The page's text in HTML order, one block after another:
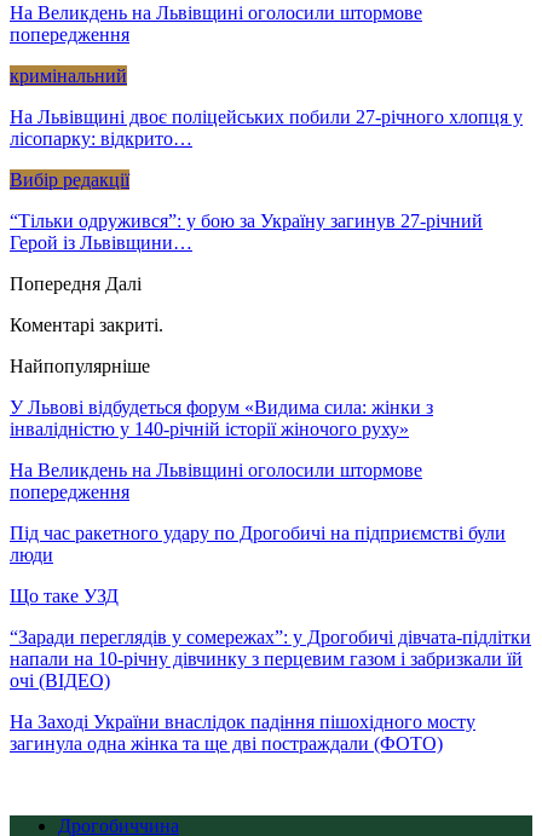
На Великдень на Львівщині оголосили штормове
попередження
кримінальний
На Львівщині двоє поліцейських побили 27-річного хлопця у
лісопарку: відкрито…
Вибір редакції
“Тільки одружився”: у бою за Україну загинув 27-річний
Герой із Львівщини…
Попередня Далі
Коментарі закриті.
Найпопулярніше
У Львові відбудеться форум «Видима сила: жінки з
інвалідністю у 140-річній історії жіночого руху»
На Великдень на Львівщині оголосили штормове
попередження
Під час ракетного удару по Дрогобичі на підприємстві були
люди
Що таке УЗД
“Заради переглядів у сомережах”: у Дрогобичі дівчата-підлітки
напали на 10-річну дівчинку з перцевим газом і забризкали їй
очі (ВІДЕО)
На Заході України внаслідок падіння пішохідного мосту
загинула одна жінка та ще дві постраждали (ФОТО)
Дрогобиччина